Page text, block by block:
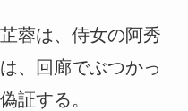
蓉は、侍女の阿秀
、回廊でぶつかっ
証する。